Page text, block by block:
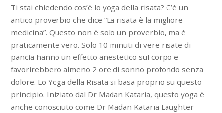
Ti stai chiedendo cos’è lo yoga della risata? C’è un
antico proverbio che dice “La risata è la migliore
medicina”. Questo non è solo un proverbio, ma è
praticamente vero. Solo 10 minuti di vere risate di
pancia hanno un effetto anestetico sul corpo e
favorirebbero almeno 2 ore di sonno profondo senza
dolore. Lo Yoga della Risata si basa proprio su questo
principio. Iniziato dal Dr Madan Kataria, questo yoga è
anche conosciuto come Dr Madan Kataria Laughter